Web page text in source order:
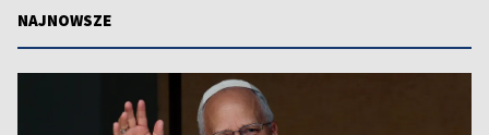
NAJNOWSZE